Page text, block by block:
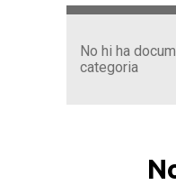
No hi ha
categoria